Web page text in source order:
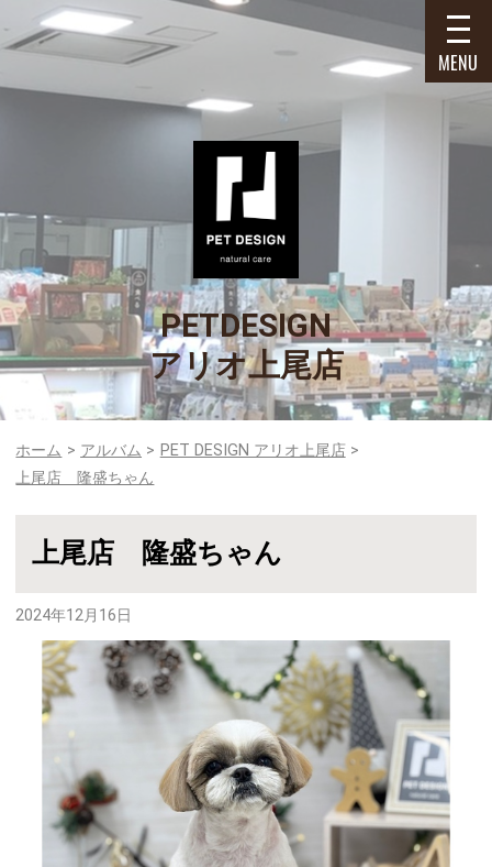
PETDESIGN
アリオ上尾店
MENU
ホーム アルバム
PET DESIGN アリオ上尾店
上尾店 隆盛ちゃん
上尾店 隆盛ちゃん
2024年12月16日